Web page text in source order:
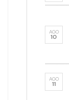
AGO
10
AGO
11